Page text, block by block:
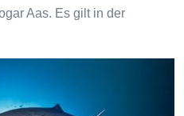
Aas. Es gilt in der